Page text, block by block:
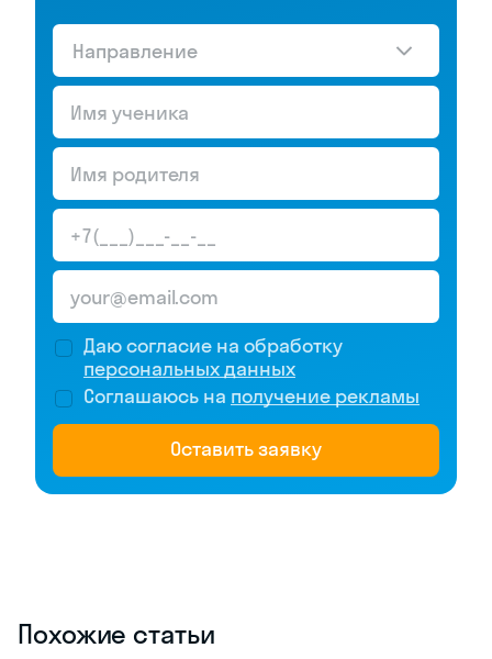
Направление
Даю согласие на обработку
персональных данных
Соглашаюсь на получение рекламы
Оставить заявку
Похожие статьи